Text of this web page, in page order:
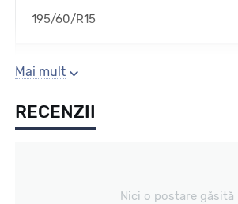
195/60/R15
Sezon
All season
Mai mult
RECENZII
Nici o postare găsită